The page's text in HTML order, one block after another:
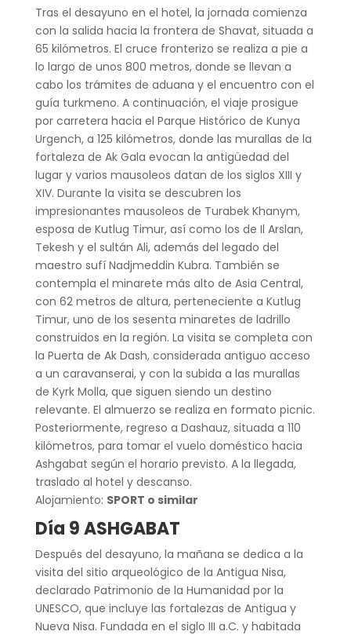
Tras el desayuno en el hotel, la jornada comienza
con la salida hacia la frontera de Shavat, situada a
65 kilómetros. El cruce fronterizo se realiza a pie a
lo largo de unos 800 metros, donde se llevan a
cabo los trámites de aduana y el encuentro con el
guía turkmeno. A continuación, el viaje prosigue
por carretera hacia el Parque Histórico de Kunya
Urgench, a 125 kilómetros, donde las murallas de la
fortaleza de Ak Gala evocan la antigüedad del
lugar y varios mausoleos datan de los siglos XIII y
XIV. Durante la visita se descubren los
impresionantes mausoleos de Turabek Khanym,
esposa de Kutlug Timur, así como los de Il Arslan,
Tekesh y el sultán Ali, además del legado del
maestro sufí Nadjmeddin Kubra. También se
contempla el minarete más alto de Asia Central,
con 62 metros de altura, perteneciente a Kutlug
Timur, uno de los sesenta minaretes de ladrillo
construidos en la región. La visita se completa con
la Puerta de Ak Dash, considerada antiguo acceso
a un caravanserai, y con la subida a las murallas
de Kyrk Molla, que siguen siendo un destino
relevante. El almuerzo se realiza en formato picnic.
Posteriormente, regreso a Dashauz, situada a 110
kilómetros, para tomar el vuelo doméstico hacia
Ashgabat según el horario previsto. A la llegada,
traslado al hotel y descanso.
Alojamiento: SPORT o similar
Día 9 ASHGABAT
Después del desayuno, la mañana se dedica a la
visita del sitio arqueológico de la Antigua Nisa,
declarado Patrimonio de la Humanidad por la
UNESCO, que incluye las fortalezas de Antigua y
Nueva Nisa. Fundada en el siglo III a.C. y habitada